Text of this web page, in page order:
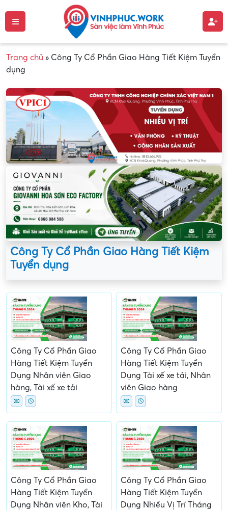
Trang chủ » Công Ty Cổ Phần Giao Hàng Tiết Kiệm Tuyển
dụng
Công Ty Cổ Phần Giao Hàng Tiết Kiệm
Tuyển dụng
Công Ty Cổ Phần Giao
Hàng Tiết Kiệm Tuyển
Dụng Nhân viên Giao
hàng, Tài xế xe tải
Công Ty Cổ Phần Giao
Hàng Tiết Kiệm Tuyển
Dụng Tài xế xe tải, Nhân
viên Giao hàng
Công Ty Cổ Phần Giao
Hàng Tiết Kiệm Tuyển
Dụng Nhân viên Kho, Tài
Công Ty Cổ Phần Giao
Hàng Tiết Kiệm Tuyển
Dụng Nhiều Vị Trí Tháng